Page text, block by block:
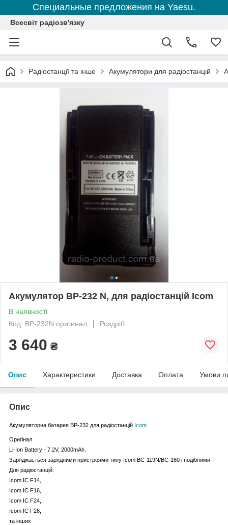
Специальные предложения на Yaesu.
Всесвіт радіозв'язку
Радіостанції та інше Акумулятори для радіостанцій
Акумулятор BP-232 N, для радіостанцій Icom
В наявності
Код: BP-232N оригинал
Роздріб
3 640 ₴
Опис Характеристики Доставка Оплата Умови
Опис
Акумуляторна батарея BP-232 для радіостанцій Icom
Оригінал
Li-Ion Battery - 7.2V, 2000mAh.
Заряджається зарядними пристроями типу Icom BC-119N/BC-160 і подібними
Для радіостанцій:
Icom IC F14,
Icom IC F16,
Icom IC F24,
Icom IC F26,
та інших